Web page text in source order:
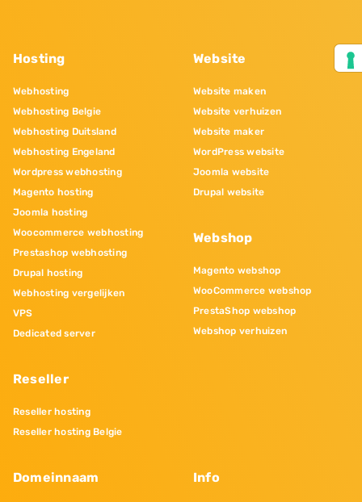
Hosting
Webhosting
Webhosting Belgie
Webhosting Duitsland
Webhosting Engeland
Wordpress webhosting
Magento hosting
Joomla hosting
Woocommerce webhosting
Prestashop webhosting
Drupal hosting
Webhosting vergelijken
VPS
Dedicated server
Reseller
Reseller hosting
Reseller hosting Belgie
Website
Website maken
Website verhuizen
Website maker
WordPress website
Joomla website
Drupal website
Webshop
Magento webshop
WooCommerce webshop
PrestaShop webshop
Webshop verhuizen
Domeinnaam Info